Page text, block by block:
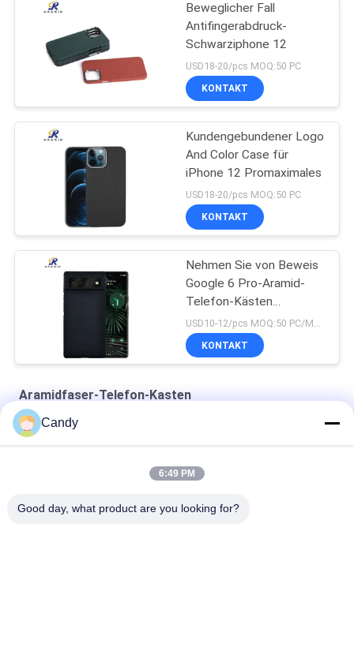
Beweglicher Fall
Antifingerabdruck-
Schwarziphone 12
USD18-20/pcs MOQ:50 PC
KONTAKT
Kundengebundener Logo
And Color Case für
iPhone 12 Promaximales
USD18-20/pcs MOQ:50 PC
KONTAKT
Nehmen Sie von Beweis
Google 6 Pro-Aramid-
Telefon-Kästen
Fingerabdrücke
KONTAKT
Aramidfaser-Telefon-Kasten
Matttelefon-Kasten der Aramidfaser-10g für iPhone Se 2020
Candy
6:49 PM
Good day, what product are you looking for?